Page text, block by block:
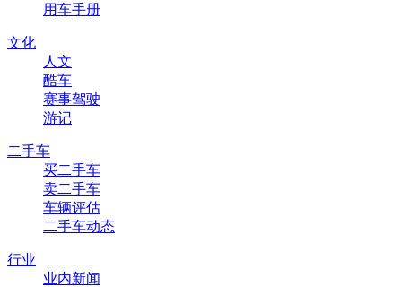
用车手册
文化
人文
酷车
赛事驾驶
游记
二手车
买二手车
卖二手车
车辆评估
二手车动态
行业
业内新闻